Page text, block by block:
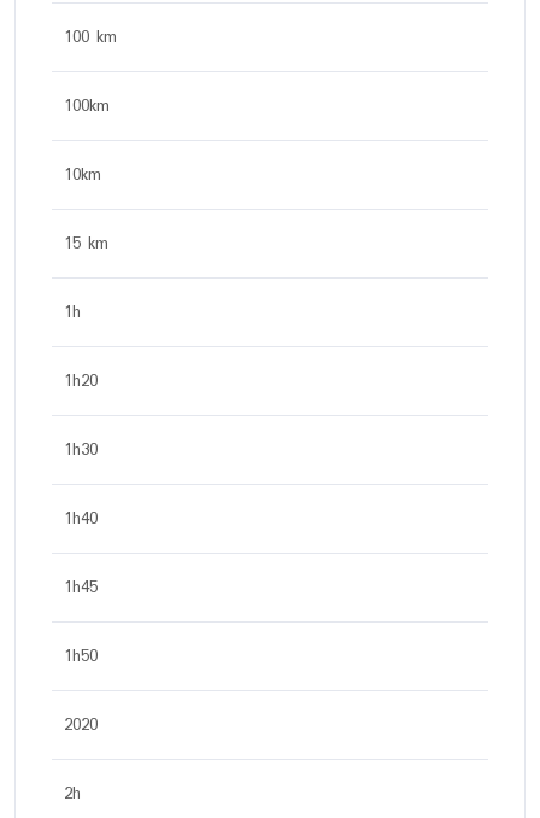
100 km
100km
10km
15 km
1h
1h20
1h30
1h40
1h45
1h50
2020
2h